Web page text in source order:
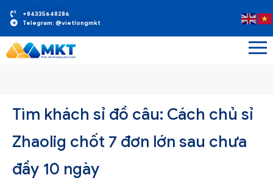
+84335648286
Telegram: @vietlongmkt
Tìm khách sỉ đồ câu: Cách chủ sỉ
Zhaolig chốt 7 đơn lớn sau chưa
đầy 10 ngày